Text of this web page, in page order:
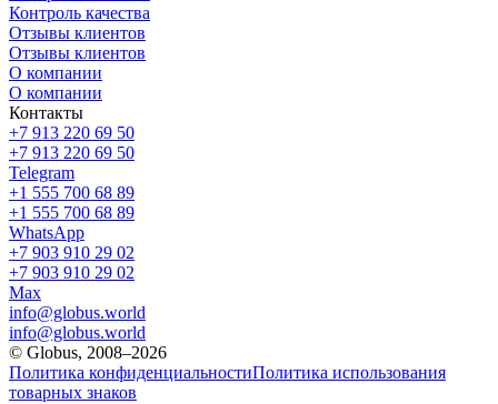
Контроль качества
Отзывы клиентов
Отзывы клиентов
О компании
О компании
Контакты
+7 913 220 69 50
+7 913 220 69 50
Telegram
+1 555 700 68 89
+1 555 700 68 89
WhatsApp
+7 903 910 29 02
+7 903 910 29 02
Max
info@globus.world
info@globus.world
© Globus, 2008–2026
Политика конфиденциальностиПолитика использования
товарных знаков